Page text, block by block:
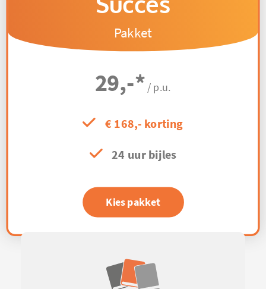
Pakket
29,-* / p.u.
€ 168,- korting
24 uur bijles
Kies pakket